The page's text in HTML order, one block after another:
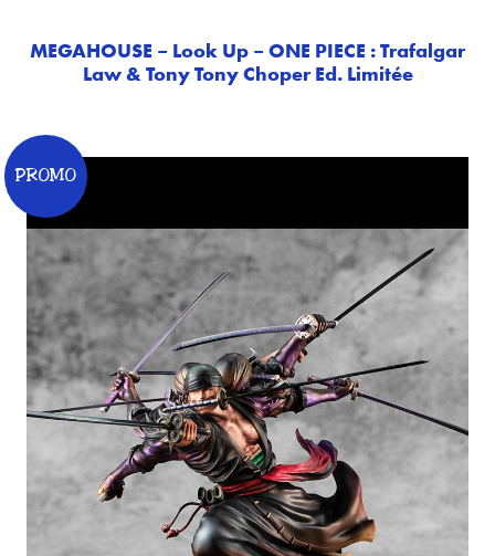
MEGAHOUSE – Look Up – ONE PIECE : Trafalgar
Law & Tony Tony Choper Ed. Limitée
PROMO